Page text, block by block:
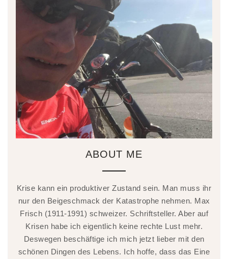
ABOUT ME
Krise kann ein produktiver Zustand sein. Man muss ihr
nur den Beigeschmack der Katastrophe nehmen. Max
Frisch (1911-1991) schweizer. Schriftsteller. Aber auf
Krisen habe ich eigentlich keine rechte Lust mehr.
Deswegen beschäftige ich mich jetzt lieber mit den
schönen Dingen des Lebens. Ich hoffe, dass das Eine